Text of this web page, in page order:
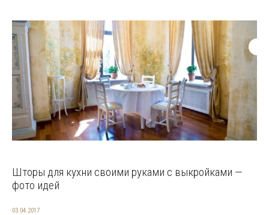
Шторы для кухни своими руками с выкройками —
фото идей
03.04.2017